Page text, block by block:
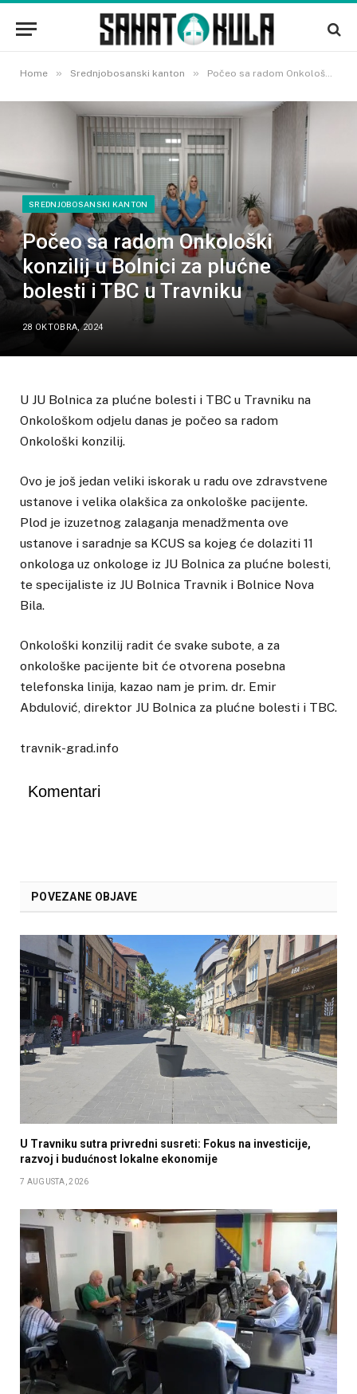
Home » Srednjobosanski kanton » Počeo sa radom Onkološki konzilij u Bolnici za plućne bolesti i TBC u Travniku
SREDNJOBOSANSKI KANTON
Počeo sa radom Onkološki
konzilij u Bolnici za plućne
bolesti i TBC u Travniku
28 OKTOBRA, 2024
U JU Bolnica za plućne bolesti i TBC u Travniku na
Onkološkom odjelu danas je počeo sa radom
Onkološki konzilij.
Ovo je još jedan veliki iskorak u radu ove zdravstvene
ustanove i velika olakšica za onkološke pacijente.
Plod je izuzetnog zalaganja menadžmenta ove
ustanove i saradnje sa KCUS sa kojeg će dolaziti 11
onkologa uz onkologe iz JU Bolnica za plućne bolesti,
te specijaliste iz JU Bolnica Travnik i Bolnice Nova
Bila.
Onkološki konzilij radit će svake subote, a za
onkološke pacijente bit će otvorena posebna
telefonska linija, kazao nam je prim. dr. Emir
Abdulović, direktor JU Bolnica za plućne bolesti i TBC.
travnik-grad.info
Komentari
POVEZANE OBJAVE
U Travniku sutra privredni susreti: Fokus na investicije,
razvoj i budućnost lokalne ekonomije
7 AUGUSTA, 2026